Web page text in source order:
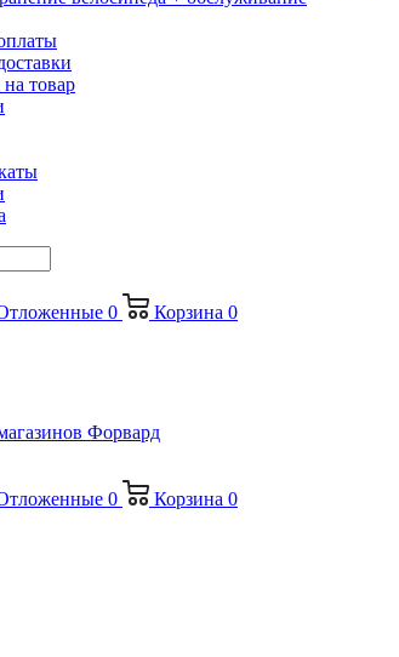
товар
0 Корзина 0
0 Корзина 0